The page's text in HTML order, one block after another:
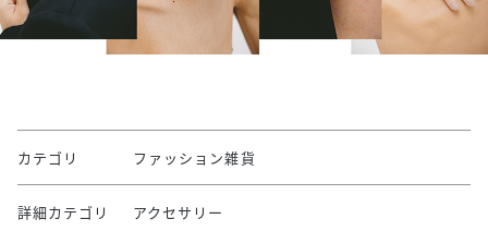
カテゴリ ファッション雑貨
詳細カテゴリ アクセサリー